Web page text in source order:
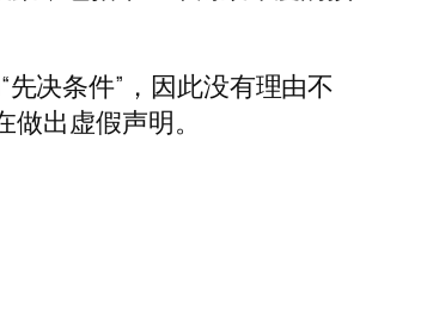
决条件”，因此没有理由不
出虚假声明。